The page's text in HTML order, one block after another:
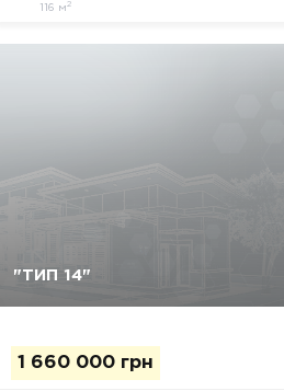
116 м2
"ТИП 14"
1 660 000 грн